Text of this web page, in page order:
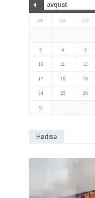
BE ÇA ÇƏ
3 4 5
10 11 12
17 18 19
24 25 26
31
Hadisə